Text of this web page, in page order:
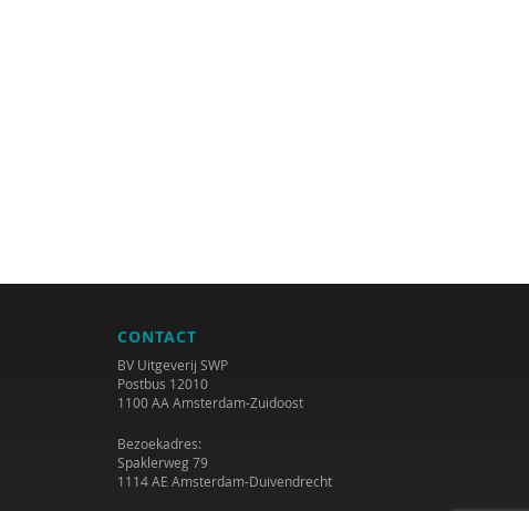
CONTACT
BV Uitgeverij SWP
Postbus 12010
1100 AA Amsterdam-Zuidoost
Bezoekadres:
Spaklerweg 79
1114 AE Amsterdam-Duivendrecht